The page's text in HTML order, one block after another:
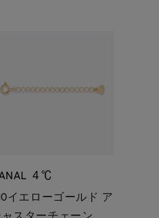
４℃
イエローゴールド ア